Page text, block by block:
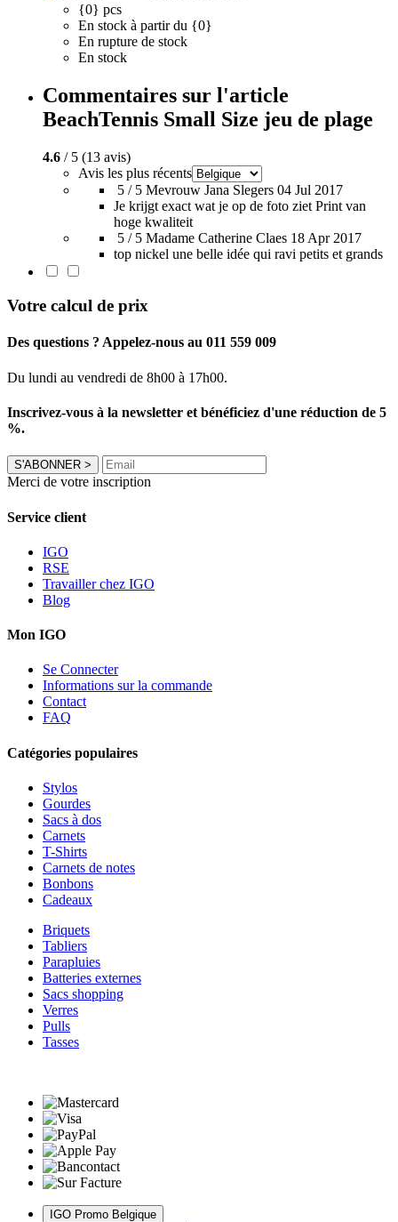
{0} pcs
En stock à partir du {0}
En rupture de stock
En stock
Commentaires sur l'article
BeachTennis Small Size jeu de plage
4.6 / 5 (13 avis)
Avis les plus récents
5 / 5 Mevrouw Jana Slegers 04 Jul 2017
Je krijgt exact wat je op de foto ziet Print van
hoge kwaliteit
5 / 5 Madame Catherine Claes 18 Apr 2017
top nickel une belle idée qui ravi petits et grands
Votre calcul de prix
Des questions ? Appelez-nous au 011 559 009
Du lundi au vendredi de 8h00 à 17h00.
Inscrivez-vous à la newsletter et bénéficiez d'une réduction de 5
%.
S'ABONNER >
Merci de votre inscription
Service client
IGO
RSE
Travailler chez IGO
Blog
Mon IGO
Se Connecter
Informations sur la commande
Contact
FAQ
Catégories populaires
Stylos
Gourdes
Sacs à dos
Carnets
T-Shirts
Carnets de notes
Bonbons
Cadeaux
Briquets
Tabliers
Parapluies
Batteries externes
Sacs shopping
Verres
Pulls
Tasses
IGO Promo Belgique